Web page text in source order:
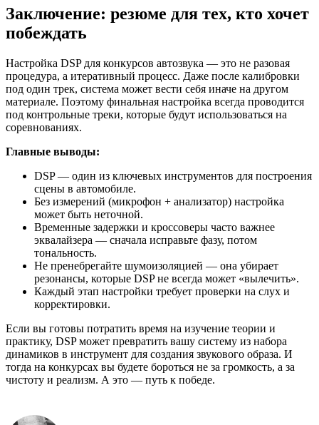
Заключение: резюме для тех, кто хочет
побеждать
Настройка DSP для конкурсов автозвука — это не разовая
процедура, а итеративный процесс. Даже после калибровки
под один трек, система может вести себя иначе на другом
материале. Поэтому финальная настройка всегда проводится
под контрольные треки, которые будут использоваться на
соревнованиях.
Главные выводы:
DSP — один из ключевых инструментов для построения
сцены в автомобиле.
Без измерений (микрофон + анализатор) настройка
может быть неточной.
Временные задержки и кроссоверы часто важнее
эквалайзера — сначала исправьте фазу, потом
тональность.
Не пренебрегайте шумоизоляцией — она убирает
резонансы, которые DSP не всегда может «вылечить».
Каждый этап настройки требует проверки на слух и
корректировки.
Если вы готовы потратить время на изучение теории и
практику, DSP может превратить вашу систему из набора
динамиков в инструмент для создания звукового образа. И
тогда на конкурсах вы будете бороться не за громкость, а за
чистоту и реализм. А это — путь к победе.